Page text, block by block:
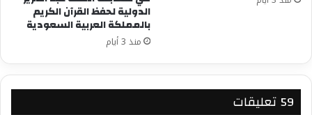
الدولية لحفظ القرآن الكريم
بالمملكة العربية السعودية
منذ 3 أيام
‫59 تعليقات